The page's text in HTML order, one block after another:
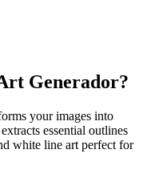
Generador?
your images into
essential outlines
white line art perfect for